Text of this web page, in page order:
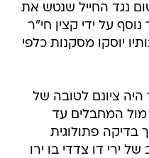
נגד החייל שנטש את
על ידי קצין חי"ר
יוסקו מסקנות כלפי
ציונם לטובה של
מול המחבלים עד
בדיקה פתולוגית
של ירי דו צדדי בו ירו